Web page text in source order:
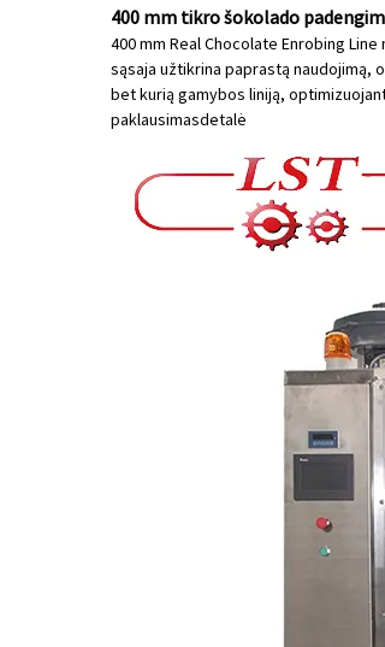
400 mm tikro šokolado
400 mm Real Chocolate Enrobing
sąsaja užtikrina paprastą naudojimą,
bet kurią gamybos liniją,
paklausimasdetalė